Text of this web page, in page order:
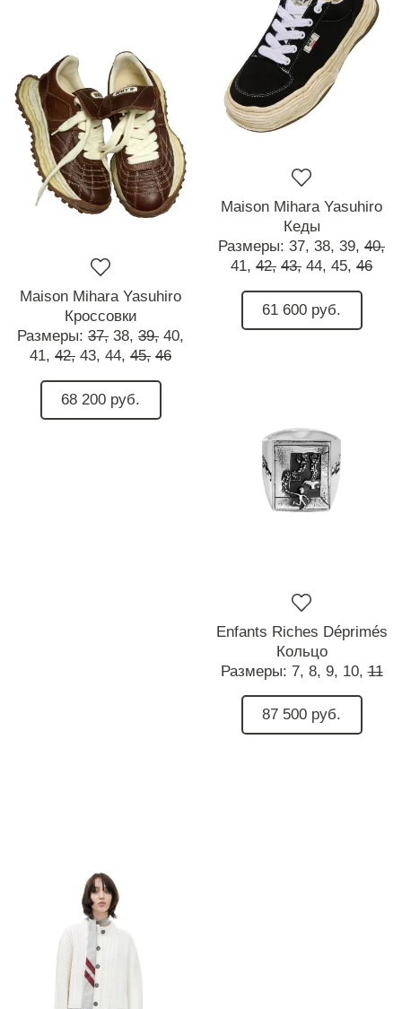
Maison Mihara Yasuhiro
Кроссовки
Размеры: 37, 38, 39, 40,
41, 42, 43, 44, 45, 46
68 200 руб.
Maison Mihara Yasuhiro
Кеды
Размеры: 37, 38, 39, 40,
41, 42, 43, 44, 45, 46
61 600 руб.
Enfants Riches Déprimés
Кольцо
Размеры: 7, 8, 9, 10, 11
87 500 руб.